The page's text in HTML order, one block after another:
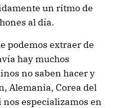
un ritmo de
al día.
podemos extraer de
hay muchos
no saben hacer y
Alemania, Corea del
nos especializamos en